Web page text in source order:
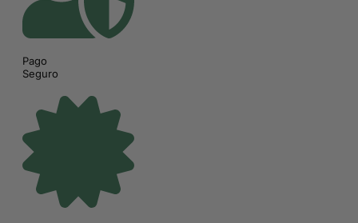
Pago
Seguro